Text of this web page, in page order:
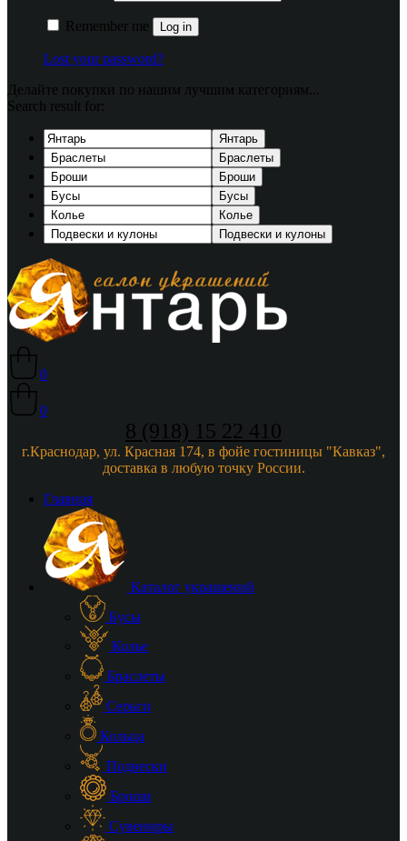
Remember me Log in
Lost your password?
Делайте покупки по нашим лучшим категориям...
Search result for:
Янтарь
Браслеты
Броши
Бусы
Колье
Подвески и кулоны
0
0
8 (918) 15 22 410
г.Краснодар, ул. Красная 174, в фойе гостиницы "Кавказ",
доставка в любую точку России.
Главная
Каталог украшений
Бусы
Колье
Браслеты
Серьги
Кольца
Подвески
Броши
Сувениры